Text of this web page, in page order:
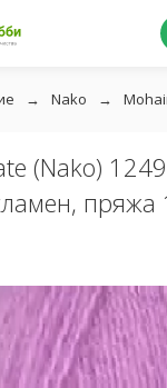
Nako
(Nako)
пряжа